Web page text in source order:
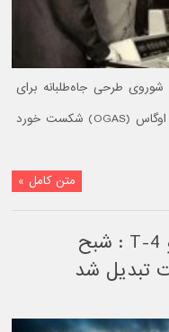
شوروی طرحی جاه‌طلبانه برای
ساخت یک شبکه ملی داشتند. اما چرا پروژه اوگاس (OGAS) شکست خورد
متن کامل »
بمب‌افکن مافوق صوت سوخو T-4 : شبح
تبدیل شد